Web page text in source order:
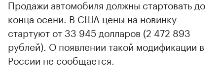
Продажи автомобиля должны стартовать до
конца осени. В США цены на новинку
стартуют от 33 945 долларов (2 472 893
рублей). О появлении такой модификации в
России не сообщается.